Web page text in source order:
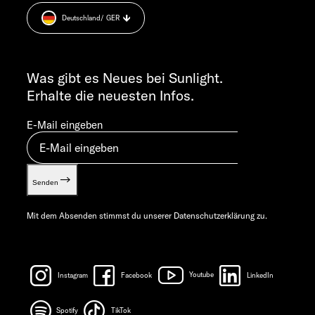
MO-DO 7:30 – 12:00 UND 13:00 – 16:00 UHR
FR 7:30 – 12:00 UHR
info@sunlight.de
Datenschutzerklärung
Sicherheitshinweis
Gewichts­informationen
Let’s play!
Was gibt es Neues bei Sunlight.
Erhalte die neuesten Infos.
E-Mail eingeben
Senden
Mit dem Absenden stimmst du unserer Datenschutzerklärung zu.
Instagram Facebook Youtube LinkedIn
Spotify TikTok
Deutschland / GER